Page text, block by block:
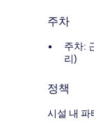
주차
주차:
리)
정책
시설 내 파